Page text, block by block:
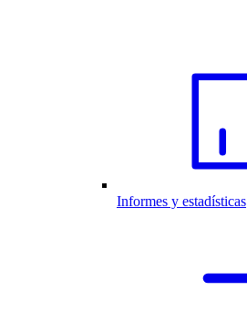
Informes y estadísticas